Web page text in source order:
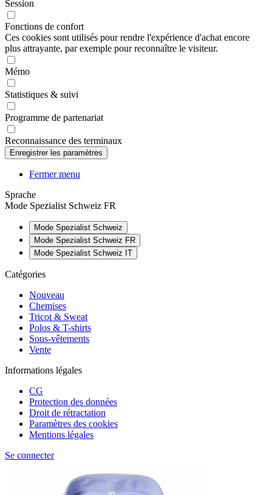
Session
Fonctions de confort
Ces cookies sont utilisés pour rendre l'expérience d'achat encore
plus attrayante, par exemple pour reconnaître le visiteur.
Mémo
Statistiques & suivi
Programme de partenariat
Reconnaissance des terminaux
Fermer menu
Sprache
Mode Spezialist Schweiz FR
Mode Spezialist Schweiz
Mode Spezialist Schweiz FR
Mode Spezialist Schweiz IT
Catégories
Nouveau
Chemises
Tricot & Sweat
Polos & T-shirts
Sous-vêtements
Vente
Informations légales
CG
Protection des données
Droit de rétractation
Paramètres des cookies
Mentions légales
Se connecter